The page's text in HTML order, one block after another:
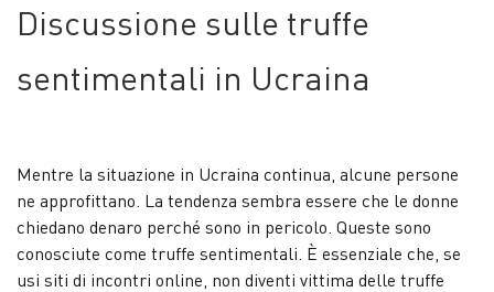
Discussione sulle truffe
sentimentali in Ucraina
Mentre la situazione in Ucraina continua, alcune persone
ne approfittano. La tendenza sembra essere che le donne
chiedano denaro perché sono in pericolo. Queste sono
conosciute come truffe sentimentali. È essenziale che, se
usi siti di incontri online, non diventi vittima delle truffe